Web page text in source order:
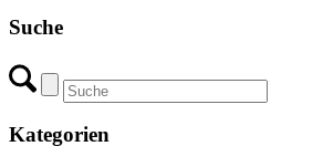
Suche
Kategorien